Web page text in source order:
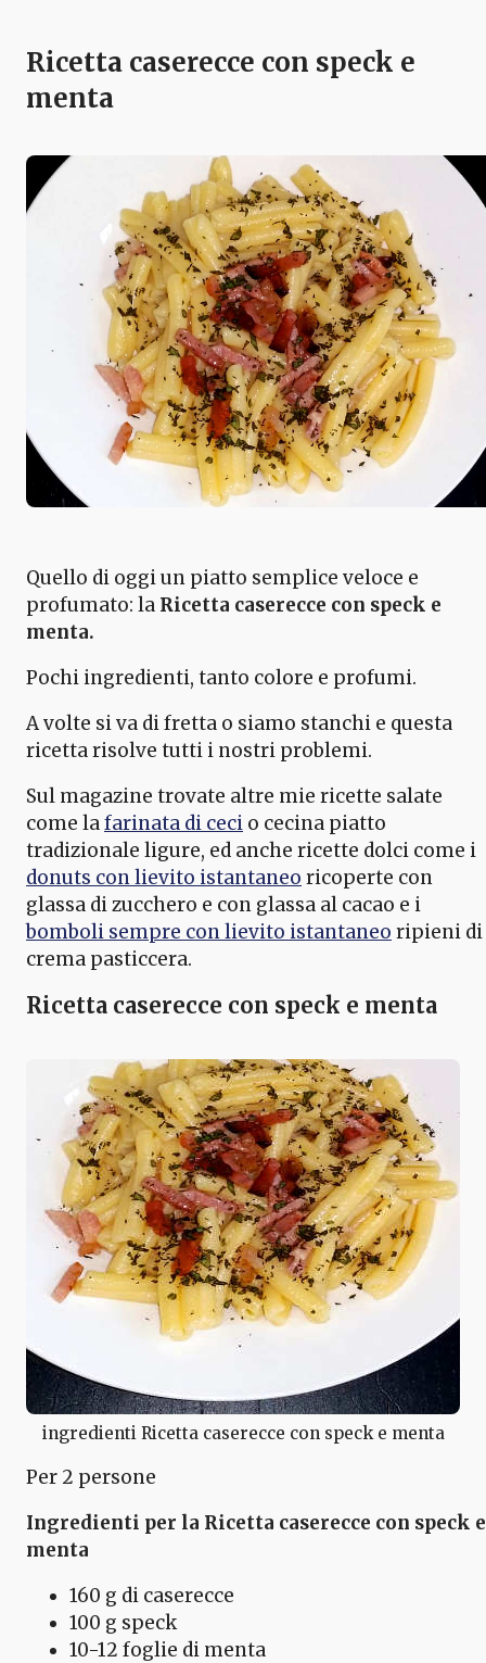
Ricetta caserecce con speck e
menta
Quello di oggi un piatto semplice veloce e
profumato: la Ricetta caserecce con speck e
menta.
Pochi ingredienti, tanto colore e profumi.
A volte si va di fretta o siamo stanchi e questa
ricetta risolve tutti i nostri problemi.
Sul magazine trovate altre mie ricette salate
come lafarinata di ceci o cecina piatto
tradizionale ligure, ed anche ricette dolci come i
donuts con lievito istantaneo ricoperte con
glassa di zucchero e con glassa al cacao e i
bomboli sempre con lievito istantaneo ripieni di
crema pasticcera.
Ricetta caserecce con speck e menta
ingredienti Ricetta caserecce con speck e menta
Per 2 persone
Ingredienti per la Ricetta caserecce con speck e
menta
160 g di caserecce
100 g speck
10-12 foglie di menta